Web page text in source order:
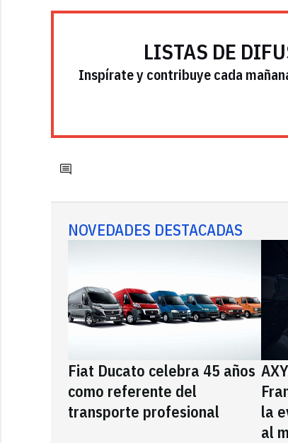
LISTAS DE
Inspírate y contribuye cada
NOVEDADES DESTACADAS
Fiat Ducato celebra 45 años
como referente del
transporte profesional
la
al